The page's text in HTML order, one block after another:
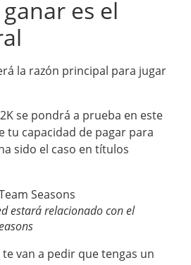
es el
la razón principal para jugar
se pondrá a prueba en este
tu capacidad de pagar para
sido el caso en títulos
estará relacionado con el
van a pedir que tengas un